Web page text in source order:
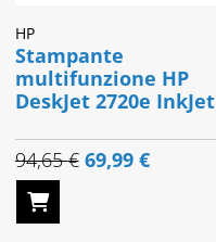
HP
Stampante
multifunzione HP
DeskJet 2720e InkJet
94,65€ Original
69,99 €Current